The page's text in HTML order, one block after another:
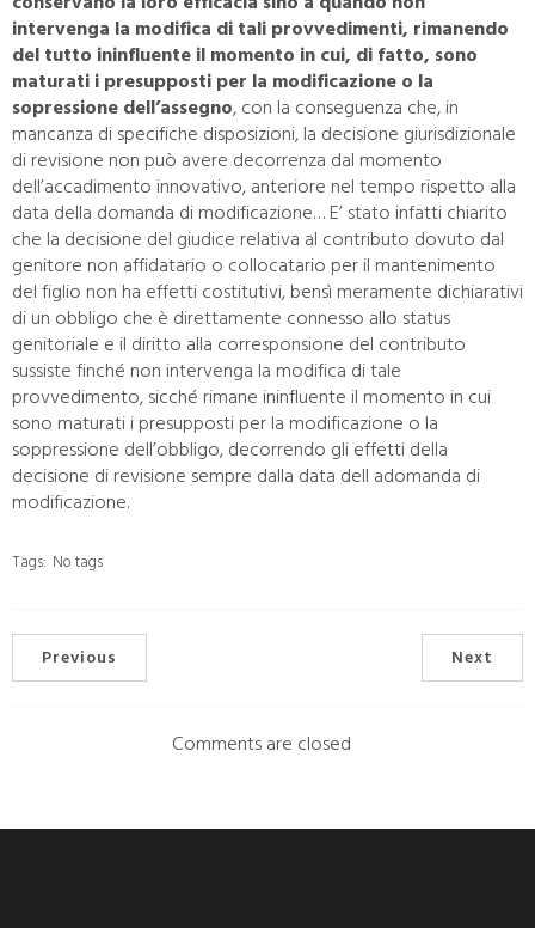
intervenga la modifica di tali provvedimenti, rimanendo
del tutto ininfluente il momento in cui, di fatto, sono
maturati i presupposti per la modificazione o la
sopressione dell’assegno, con la conseguenza che, in
mancanza di specifiche disposizioni, la decisione giurisdizionale
di revisione non può avere decorrenza dal momento
dell’accadimento innovativo, anteriore nel tempo rispetto alla
data della domanda di modificazione… E’ stato infatti chiarito
che la decisione del giudice relativa al contributo dovuto dal
genitore non affidatario o collocatario per il mantenimento
del figlio non ha effetti costitutivi, bensì meramente dichiarativi
di un obbligo che è direttamente connesso allo status
genitoriale e il diritto alla corresponsione del contributo
sussiste finché non intervenga la modifica di tale
provvedimento, sicché rimane ininfluente il momento in cui
sono maturati i presupposti per la modificazione o la
soppressione dell’obbligo, decorrendo gli effetti della
decisione di revisione sempre dalla data dell adomanda di
modificazione.
Tags: No tags
Previous Next
Comments are closed